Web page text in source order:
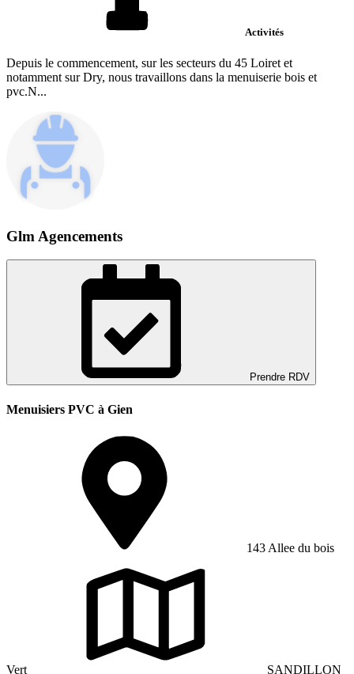
Activités
Depuis le commencement, sur les secteurs du 45 Loiret et
notamment sur Dry, nous travaillons dans la menuiserie bois et
pvc.N...
Glm Agencements
Prendre RDV
Menuisiers PVC à Gien
143 Allee du bois
Vert
SANDILLON